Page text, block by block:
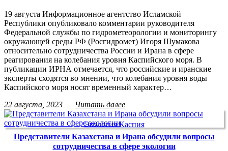
19 августа Информационное агентство Исламской
Республики опубликовало комментарии руководителя
Федеральной службы по гидрометеорологии и мониторингу
окружающей среды РФ (Росгидромет) Игоря Шумакова
относительно сотрудничества России и Ирана в сфере
реагирования на колебания уровня Каспийского моря. В
публикации ИРНА отмечается, что российские и иранские
эксперты сходятся во мнении, что колебания уровня воды
Каспийского моря носят временный характер…
22 августа, 2023
Читать далее
Экология Каспия
Представители Казахстана и Ирана обсудили вопросы
сотрудничества в сфере экологии